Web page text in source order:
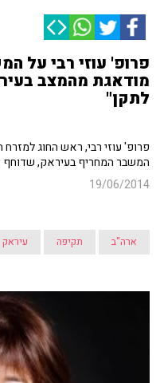
פרופ' עוזי רבי על
מודאגת מהמצב
לתקן"
פרופ' עוזי רבי, ראש החוג למזרח
המשבר המחריף בעיראק,
19/06/2014
ארה"ב תקיפה עיראק